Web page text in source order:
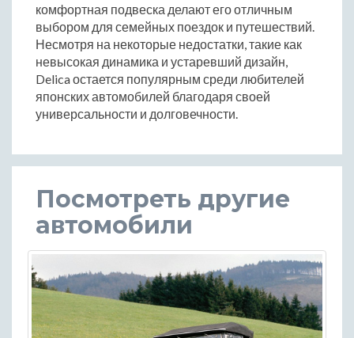
комфортная подвеска делают его отличным
выбором для семейных поездок и путешествий.
Несмотря на некоторые недостатки, такие как
невысокая динамика и устаревший дизайн,
Delica остается популярным среди любителей
японских автомобилей благодаря своей
универсальности и долговечности.
Посмотреть другие
автомобили